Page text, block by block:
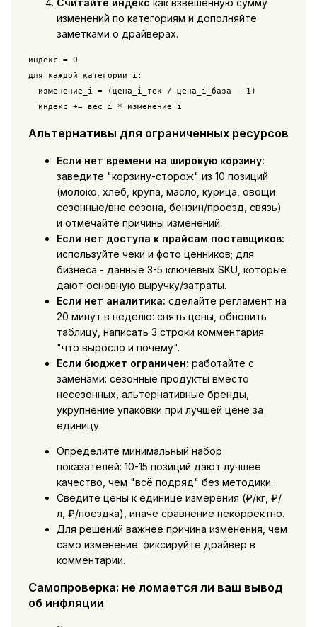
изменений по категориям и дополняйте
заметками о драйверах.
индекс = 0
для каждой категории i:
  изменение_i = (цена_i_тек / цена_i_база - 1)
  индекс += вес_i * изменение_i
Альтернативы для ограниченных ресурсов
Если нет времени на широкую корзину:
заведите "корзину-сторож" из 10 позиций
(молоко, хлеб, крупа, масло, курица, овощи
сезонные/вне сезона, бензин/проезд, связь)
и отмечайте причины изменений.
Если нет доступа к прайсам поставщиков:
используйте чеки и фото ценников; для
бизнеса - данные 3-5 ключевых SKU, которые
дают основную выручку/затраты.
Если нет аналитика: сделайте регламент на
20 минут в неделю: снять цены, обновить
таблицу, написать 3 строки комментария
"что выросло и почему".
Если бюджет ограничен: работайте с
заменами: сезонные продукты вместо
несезонных, альтернативные бренды,
укрупнение упаковки при лучшей цене за
единицу.
Определите минимальный набор
показателей: 10-15 позиций дают лучшее
качество, чем "всё подряд" без методики.
Сведите цены к единице измерения (₽/кг, ₽/
л, ₽/поездка), иначе сравнение некорректно.
Для решений важнее причина изменения, чем
само изменение: фиксируйте драйвер в
комментарии.
Самопроверка: не ломается ли ваш вывод
об инфляции